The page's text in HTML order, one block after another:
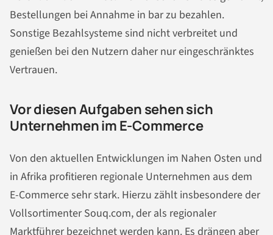
Bestellungen bei Annahme in bar zu bezahlen.
Sonstige Bezahlsysteme sind nicht verbreitet und
genießen bei den Nutzern daher nur eingeschränktes
Vertrauen.
Vor diesen Aufgaben sehen sich
Unternehmen im E-Commerce
Von den aktuellen Entwicklungen im Nahen Osten und
in Afrika profitieren regionale Unternehmen aus dem
E-Commerce sehr stark. Hierzu zählt insbesondere der
Vollsortimenter Souq.com, der als regionaler
Marktführer bezeichnet werden kann. Es drängen aber